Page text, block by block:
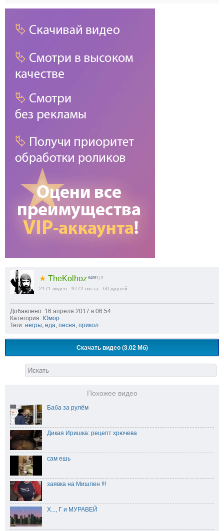
★ TheKolhoz 64061 | 0
2171 видео 9772 поста 60 друзей
Добавлено: 16 апреля 2017 в 06:54
Категория: Юмор
Теги: негры, еда, песня, прикол
Скачать видео (3.02 Мб)
Похожее видео
Баба за рулём
Дикая Иришка: рецепт хрючева
сам ешь
заявка на Мишлен !!!
Х..., Г и МУРАВЕЙ